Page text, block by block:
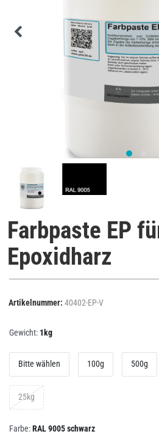
Farbpaste EP
Epoxidharz
Artikelnummer: 40402-EP-V
Gewicht: 1kg
Bitte wählen 100g 500g
25kg
Farbe:RAL 9005 schwarz